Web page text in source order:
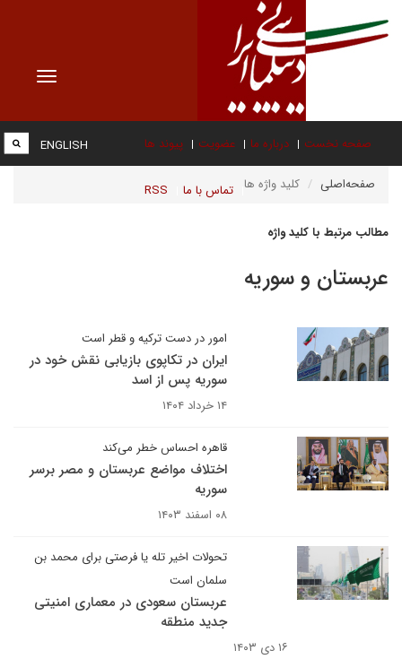
Toggle
صفحه نخست درباره ما عضویت پیوند ها
تماس با ما RSS
ENGLISH
صفحه‌اصلی کلید واژه ها
مطالب مرتبط با کلید واژه
عربستان و سوریه
امور در دست ترکیه و قطر است
ایران در تکاپوی بازیابی نقش خود در
سوریه پس از اسد
۱۴ خرداد ۱۴۰۴
قاهره احساس خطر می‌کند
اختلاف مواضع عربستان و مصر برسر
سوریه
۰۸ اسفند ۱۴۰۳
تحولات اخیر تله یا فرصتی برای محمد بن
سلمان است
عربستان سعودی در معماری امنیتی
جدید منطقه
۱۶ دی ۱۴۰۳